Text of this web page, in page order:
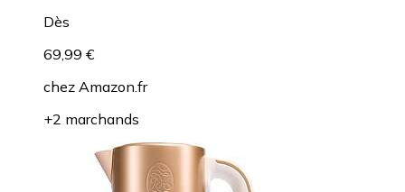
Dès
69,99 €
chez Amazon.fr
+2 marchands